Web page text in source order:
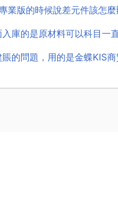
業版的時候說差元件該怎麼
庫的是原材料可以科目一
的問題，用的是金蝶KIS商